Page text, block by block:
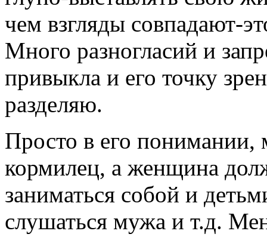
чем взгляды совпадают-
Много разногласий и
привыкла и его точку
разделяю.
Просто в его
кормилец, а женщина
заниматься собой и
слушаться мужа и т.д.